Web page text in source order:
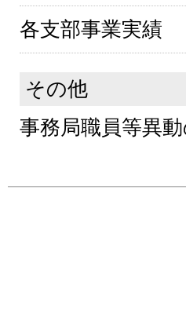
各支部事業実績
その他
事務局職員等異